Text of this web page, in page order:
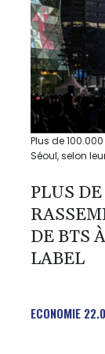
Plus de
Séoul, selon
PLUS
DE BTS
LABEL
ECONOMIE